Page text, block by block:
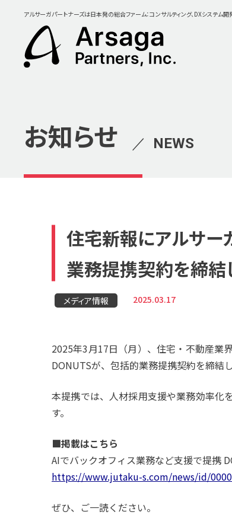
アルサーガパートナーズは日本発の総合ファーム：コンサルティング、DXシステム開
お知らせ ／ NEWS
住宅新報にアルサー
業務提携契約を締結
メディア情報 2025.03.17
2025年3月17日（月）、住宅・不動産業
DONUTSが、包括的業務提携契約を締結
本提携では、人材採用支援や業務効率化
す。
■掲載はこちら
AIでバックオフィス業務など支援で提携
https://www.jutaku-s.com/news/id/
ぜひ、ご一読ください。